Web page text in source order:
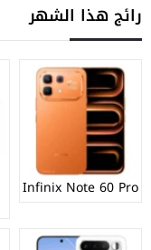
رائج هذا الشهر
Infinix Note 60 Pro